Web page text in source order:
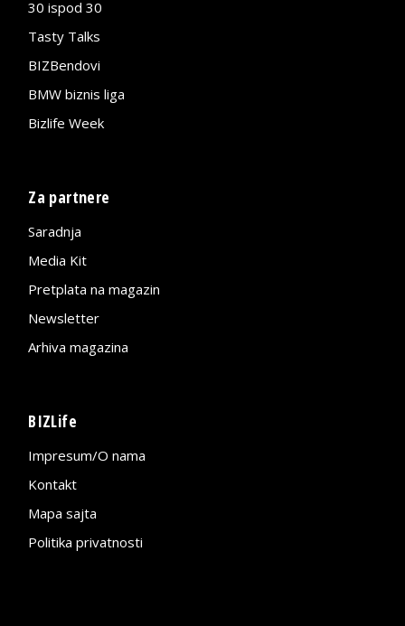
30 ispod 30
Tasty Talks
BIZBendovi
BMW biznis liga
Bizlife Week
Za partnere
Saradnja
Media Kit
Pretplata na magazin
Newsletter
Arhiva magazina
BIZLife
Impresum/O nama
Kontakt
Mapa sajta
Politika privatnosti